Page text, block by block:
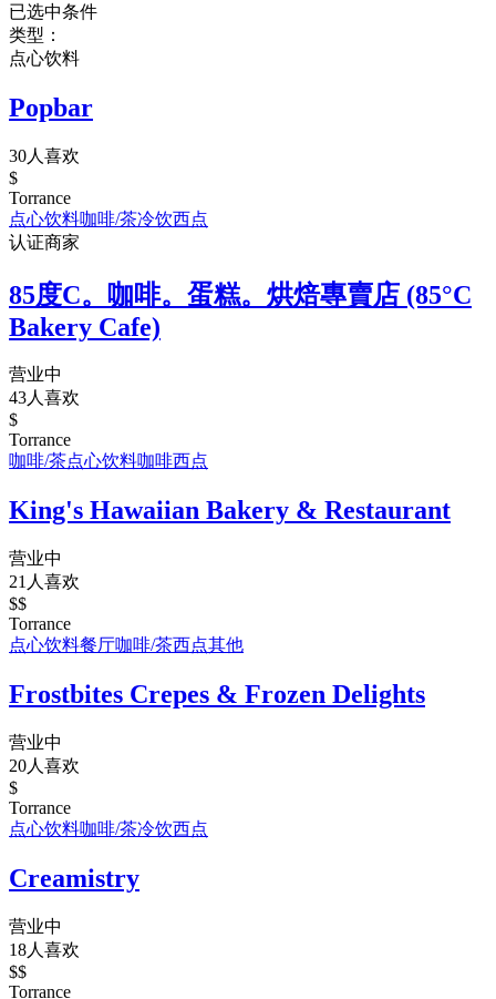
已选中条件
类型：
点心饮料
Popbar
30人喜欢
$
Torrance
点心饮料咖啡/茶冷饮西点
认证商家
85度C。咖啡。蛋糕。烘焙專賣店 (85°C
Bakery Cafe)
营业中
43人喜欢
$
Torrance
咖啡/茶点心饮料咖啡西点
King's Hawaiian Bakery & Restaurant
营业中
21人喜欢
$$
Torrance
点心饮料餐厅咖啡/茶西点其他
Frostbites Crepes & Frozen Delights
营业中
20人喜欢
$
Torrance
点心饮料咖啡/茶冷饮西点
Creamistry
营业中
18人喜欢
$$
Torrance